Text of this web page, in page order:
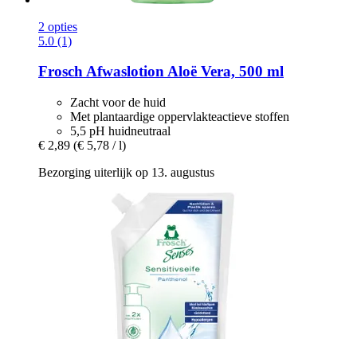
2 opties
5.0 (1)
FroschAfwaslotion Aloë Vera, 500 ml
Zacht voor de huid
Met plantaardige oppervlakteactieve stoffen
5,5 pH huidneutraal
€ 2,89 (€ 5,78 / l)
Bezorging uiterlijk op 13. augustus